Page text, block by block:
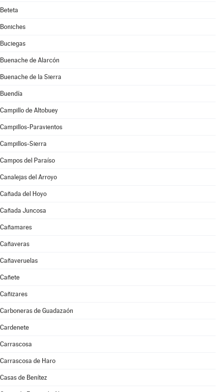
Beteta
Boniches
Buciegas
Buenache de Alarcón
Buenache de la Sierra
Buendía
Campillo de Altobuey
Campillos-Paravientos
Campillos-Sierra
Campos del Paraíso
Canalejas del Arroyo
Cañada del Hoyo
Cañada Juncosa
Cañamares
Cañaveras
Cañaveruelas
Cañete
Cañizares
Carboneras de Guadazaón
Cardenete
Carrascosa
Carrascosa de Haro
Casas de Benítez